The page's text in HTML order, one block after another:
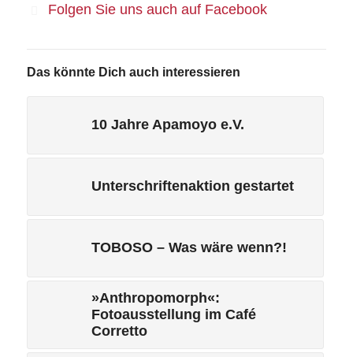
Folgen Sie uns auch auf Facebook
Das könnte Dich auch interessieren
10 Jahre Apamoyo e.V.
Unterschriftenaktion gestartet
TOBOSO – Was wäre wenn?!
»Anthropomorph«:
Fotoausstellung im Café
Corretto